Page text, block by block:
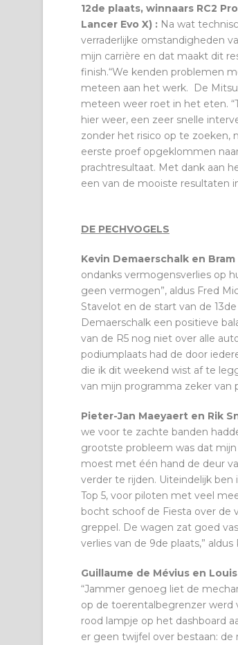
12de plaats, winnaars RC2
Lancer Evo X) : Na wat
verraderlijke omstandigheden
mijn carrière en dat maakt dit
finish.“We kenden problemen
meteen aan het werk. De
meteen weer roet in het eten.
hier weer, een zeer snelle
zonder het risico op te zoeken,
eerste proef opgeklommen
prachtresultaat. Met dank aan
een van de mooiste resultaten
DE PECHVOGELS
Kevin Demaerschalk en
ondanks vermogensverlies op
geen vermogen”, aldus Fred
Stavelot en de start van de
Demaerschalk een positieve
van de R5 nog niet over alle
podiumplaats had de door
die ik dit weekend wist af te
van mijn programma zeker van
Pieter-Jan Maeyaert en Rik
we voor te zachte banden
grootste probleem was dat
moest met één hand de deur
verder te rijden. Uiteindelijk
Top 5, voor piloten met veel
bocht schoof de Fiesta over de
greppel. De wagen zat goed
verlies van de 9de plaats,”
Guillaume de Mévius en
“Jammer genoeg liet de
op de toerentalbegrenzer werd
rood lampje op het dashboard
er geen twijfel over bestaan: